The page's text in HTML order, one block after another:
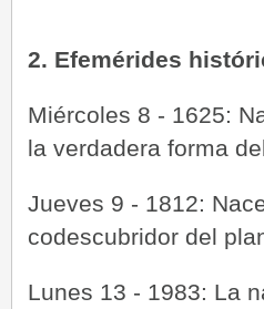
2. Efemérides
Miércoles 8 - 1625:
la verdadera forma
Jueves 9 - 1812:
codescubridor del
Lunes 13 - 1983: La